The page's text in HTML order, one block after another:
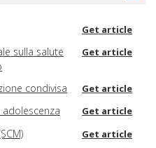
Get article
sulla salute
Get article
condivisa Get article
Get article
Get article